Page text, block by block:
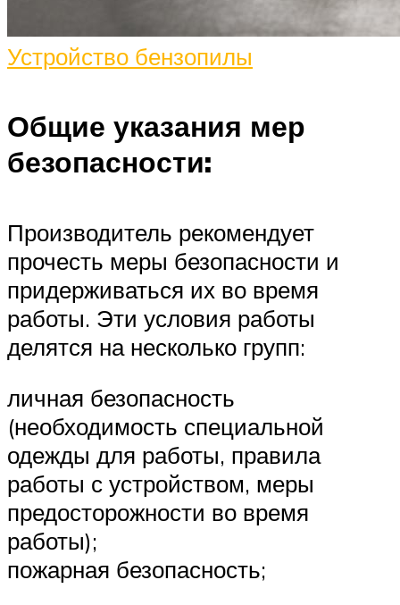
Устройство бензопилы
Общие указания мер
безопасности:
Производитель рекомендует
прочесть меры безопасности и
придерживаться их во время
работы. Эти условия работы
делятся на несколько групп:
личная безопасность
(необходимость специальной
одежды для работы, правила
работы с устройством, меры
предосторожности во время
работы);
пожарная безопасность;